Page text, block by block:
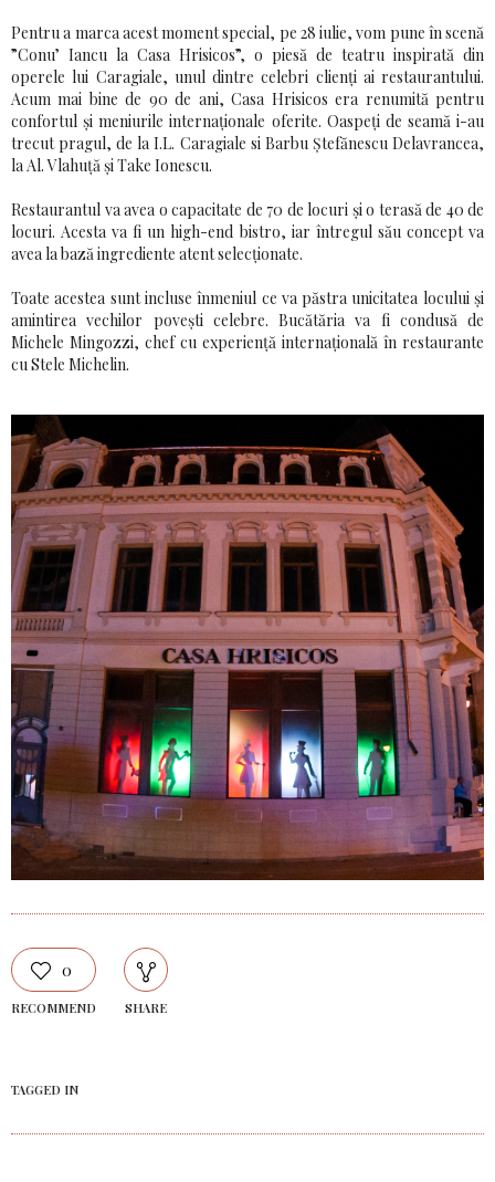
Pentru a marca acest moment special, pe 28 iulie, vom pune în scenă
”Conu’ Iancu la Casa Hrisicos”, o piesă de teatru inspirată din
operele lui Caragiale, unul dintre celebri clienţi ai restaurantului.
Acum mai bine de 90 de ani, Casa Hrisicos era renumită pentru
confortul şi meniurile internaţionale oferite. Oaspeţi de seamă i-au
trecut pragul, de la I.L. Caragiale si Barbu Ştefănescu Delavrancea,
la Al. Vlahuţă şi Take Ionescu.
Restaurantul va avea o capacitate de 70 de locuri şi o terasă de 40 de
locuri. Acesta va fi un high-end bistro, iar întregul său concept va
avea la bază ingrediente atent selecționate.
Toate acestea sunt incluse înmeniul ce va păstra unicitatea locului şi
amintirea vechilor poveşti celebre. Bucătăria va fi condusă de
Michele Mingozzi, chef cu experiență internaţională în restaurante
cu Stele Michelin.
0
RECOMMEND SHARE
TAGGED IN